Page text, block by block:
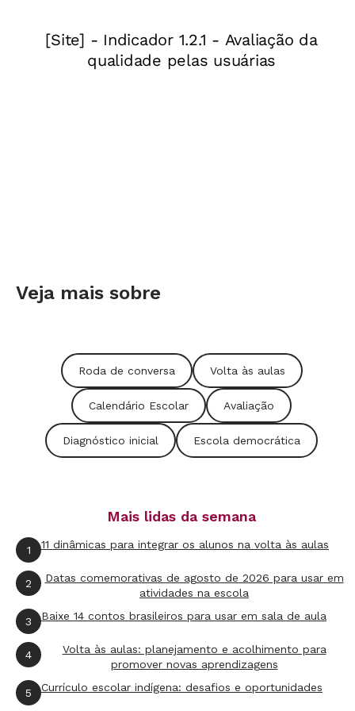
realização pessoal e também em benefício dos
colegas, fazendo assim da heterogeneidade
do 1° ao 5° ano, que tem uma ou duas turmas, já
é difícil orientar uma criança perplexa diante
tempo compreender a impaciência de outra que
se apressa em mostrar o trabalho concluído.
Para o especialista, o desafio se amplia. Com
mais de 40 estudantes em cada uma de suas
situação e quer saber se só passará conteúdos
ou se contribuirá para o desenvolvimento de
cada um, sugiro um critério divertido: sempre
que for possível se imaginar substituído por
uma palestra gravada e supervisionada por um
vigia, seu trabalho não valorizará a diversidade
humana. Quando a expectativa é que os alunos
apenas ouçam, copiem, entreguem lições
Veja mais sobre
Roda de conversa Volta às aulas
Calendário Escolar Avaliação
Diagnóstico inicial Escola democrática
Mais lidas da semana
1 11 dinâmicas para integrar os alunos na volta às aulas
2
Datas comemorativas de agosto de 2026 para usar em
atividades na escola
3 Baixe 14 contos brasileiros para usar em sala de aula
4
Volta às aulas: planejamento e acolhimento para
promover novas aprendizagens
5 Currículo escolar indígena: desafios e oportunidades